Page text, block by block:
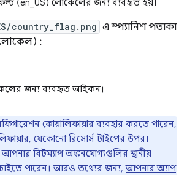
(en_US) লোকেলের জন্য ব্যবহৃত হয়।
country_flag.png এ স্প্যানিশ পতাকা
:
জন্য ব্যবহৃত আইকন।
কোয়ালিফায়ার ব্যবহার করতে পারেন,
যেকোনো রিসোর্স টাইপের উপর।
বিটম্যাপ অঙ্কনযোগ্যগুলির স্থানীয়
চাইতে পারেন। আরও তথ্যের জন্য,আপনার অ্যাপ